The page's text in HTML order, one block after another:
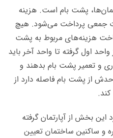
پشت بام است. هزینه
جمعی پرداخت می‌شود. هیچ
هزینه‌های مربوط به پشت
اول گرفته تا واحد آخر باید
و تعمیر پشت بام بدهند و
از پشت بام فاصله دارد از
بخش از آپارتمان گرفته
و ساکنین ساختمان تعیین